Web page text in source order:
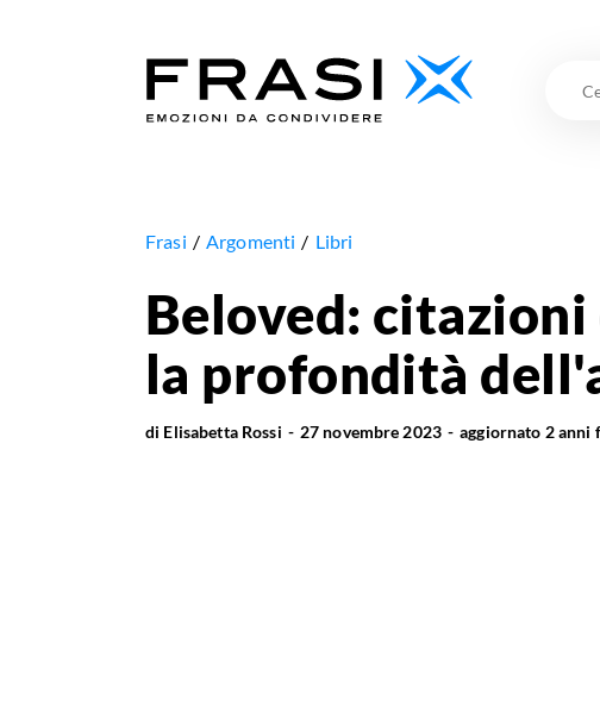
Frasi Argomenti Libri
Beloved:
la profondità
di Elisabetta Rossi 27 novembre 2023 aggiornato 2 anni